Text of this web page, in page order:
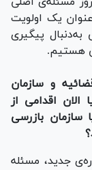
یک اولویت
پیگیری
هستیم.
و سازمان
الان اقدامی از
بازرسی
جدید، مسئله